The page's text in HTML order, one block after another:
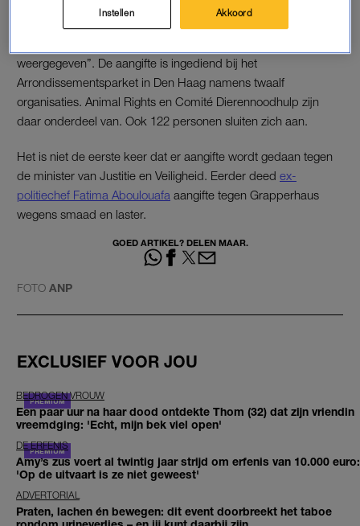
weergegeven”. De aangifte is ingediend bij het
Arrondissementsparket in Den Haag namens twaalf
organisaties. Animal Rights en Comité Dierennoodhulp zijn
daar onderdeel van. Ook 122 personen sluiten zich aan.
Het is niet de eerste keer dat er aangifte wordt gedaan tegen
de minister van Justitie en Veiligheid. Eerder deed ex-
politiechef Fatima Aboulouafa aangifte tegen Grapperhaus
wegens smaad en laster.
GOED ARTIKEL? DELEN MAAR.
FOTO ANP
EXCLUSIEF VOOR JOU
BEDROGEN VROUW
Een paar uur na haar dood ontdekte Thom (32) dat zijn vriendin
vreemdging: 'Echt, mijn bek viel open'
DE ERFENIS
Amy’s zus voert al twintig jaar strijd om erfenis van 10.000 euro:
'Op de uitvaart is ze niet geweest'
ADVERTORIAL
Praten, lachen én bewegen: dit event doorbreekt het taboe
Instellen Akkoord